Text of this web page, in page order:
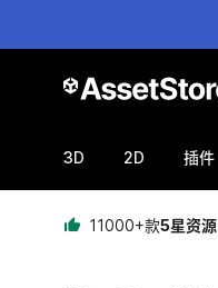
3D 2D 插件
11000+款5星资源